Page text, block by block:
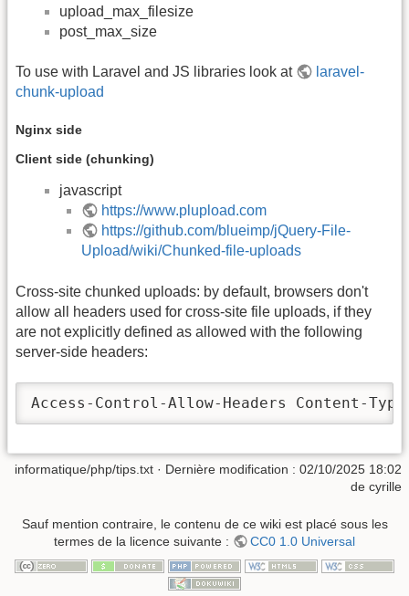
upload_max_filesize
post_max_size
To use with Laravel and JS libraries look at
laravel-
chunk-upload
Nginx side
Client side (chunking)
javascript
https://www.plupload.com
https://github.com/blueimp/jQuery-File-
Upload/wiki/Chunked-file-uploads
Cross-site chunked uploads: by default, browsers don't
allow all headers used for cross-site file uploads, if they
are not explicitly defined as allowed with the following
server-side headers:
Access-Control-Allow-Headers Content-
informatique/php/tips.txt · Dernière modification : 02/10/2025 18:02
de cyrille
Sauf mention contraire, le contenu de ce wiki est placé sous les
termes de la licence suivante :
CC0 1.0 Universal